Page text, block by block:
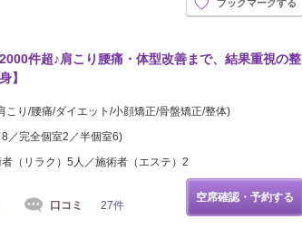
ブックマークする
件超♪肩こり腰痛・体型改善まで、結果重視の整
】
こり/腰痛/ダイエット/小顔矯正/骨盤矯正/整体)
／完全個室2／半個室6)
（リラク）5人／施術者（エステ）2
口コミ 27件
空席確認・予約する